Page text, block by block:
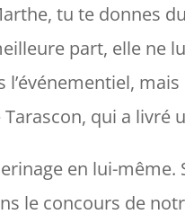
tu te donnes
part, elle ne
l’événementiel,
qui a
en lui-
le concours de